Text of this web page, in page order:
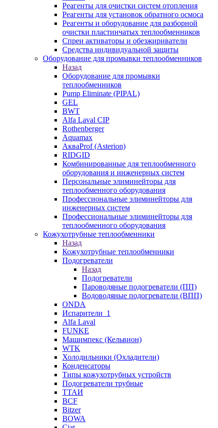
Реагенты для очистки систем отопления
Реагенты для установок обратного осмоса
Реагенты и оборудование для разборной
очистки пластинчатых теплообменников
Спреи активаторы и обезжириватели
Средства индивидуальной защиты
Оборудование для промывки теплообменников
Назад
Оборудование для промывки
теплообменников
Pump Eliminate (PIPAL)
GEL
BWT
Alfa Laval CIP
Rothenberger
Aquamax
АкваProf (Asterion)
RIDGID
Комбинированные для теплообменного
оборудования и инженерных систем
Персональные элиминейторы для
теплообменного оборудования
Профессиональные элиминейторы для
инженерных систем
Профессиональные элиминейторы для
теплообменного оборудования
Кожухотрубные теплообменники
Назад
Кожухотрубные теплообменники
Подогреватели
Назад
Подогреватели
Пароводяные подогреватели (ПП)
Водоводяные подогреватели (ВПП)
ONDA
Испарители_1
Alfa Laval
FUNKE
Машимпекс (Кельвион)
WTK
Холодильники (Охладители)
Конденсаторы
Типы кожухотрубных устройств
Подогреватели трубные
ТТАИ
BCF
Bitzer
BOWA